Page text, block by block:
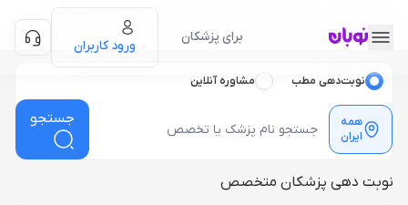
برای پزشکان
ورود کاربران
نوبت‌دهی مطب مشاوره آنلاین
همه
ایران
جستجو
نوبت دهی پزشکان متخصص